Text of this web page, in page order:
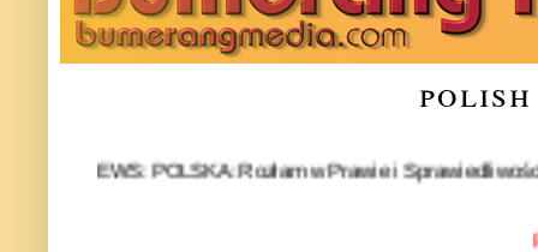
NEWS: POLSKA: Rozłam w Prawie i Sprawiedliwości